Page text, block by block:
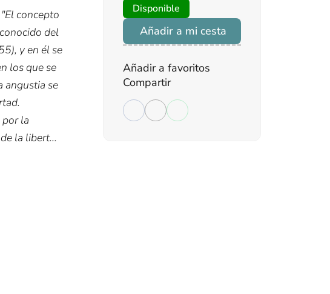
concepto
del
y en él se
los que se
angustia se
la
la libert...
Disponible
Añadir a mi cesta
Añadir a favoritos
Compartir